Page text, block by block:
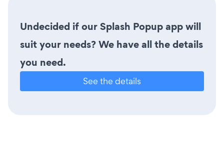
Undecided if our Splash Popup app will
suit your needs? We have all the details
you need.
See the details